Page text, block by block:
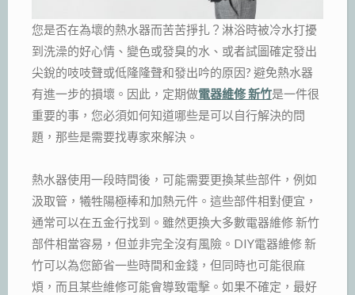
您是否在為壞的熱水器而苦苦掙扎？淋浴時被冷水打擾
到洗澡的好心情、變色或發臭的水、或者試圖確定發出
尖銳的吱吱聲或低隆隆聲和發出吟的原因? 避免熱水器
有進一步的損壞。因此，定期做電器維修 新竹是一件很
重要的事，您必須如何知道哪些是可以自行解決的問
題，那些是需要找專家來解決。
熱水器使用一段時間後，可能需要更換某些部件，例如
汲取管，犧牲陽極棒和加熱元件。這些部件相對便宜，
通常可以在五金行找到。雖然更換大多數電器維修 新竹
部件相當容易，但並非完全沒有風險。DIY電器維修 新
竹可以為您節省一些時間和金錢，但同時也可能很麻
煩，而且某些維修可能會導致電擊。如果不確定，最好